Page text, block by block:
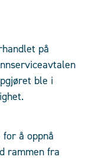
på
ble i
å oppnå
rammen fra